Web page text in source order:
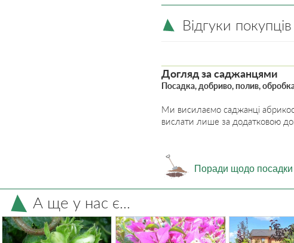
Відгуки покупців
Догляд за саджанцями
Посадка, добриво, полив,
Ми висилаємо саджанці
вислати лише за додатковою
Поради щодо
А ще у нас є...